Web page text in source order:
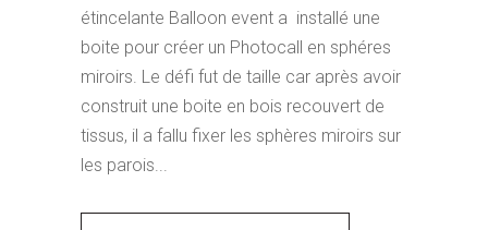
étincelante Balloon event a installé une
boite pour créer un Photocall en sphéres
miroirs. Le défi fut de taille car après avoir
construit une boite en bois recouvert de
tissus, il a fallu fixer les sphères miroirs sur
les parois...